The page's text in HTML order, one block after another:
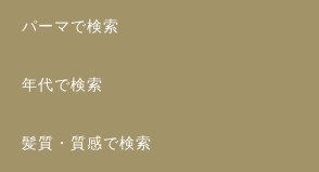
パーマで検索
年代で検索
髪質・質感で検索